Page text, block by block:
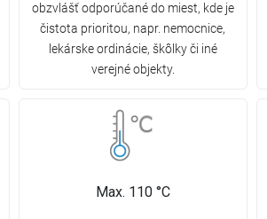
obzvlášť odporúčané do miest, kde je
čistota prioritou, napr. nemocnice,
lekárske ordinácie, škôlky či iné
verejné objekty.
Max. 110 °C